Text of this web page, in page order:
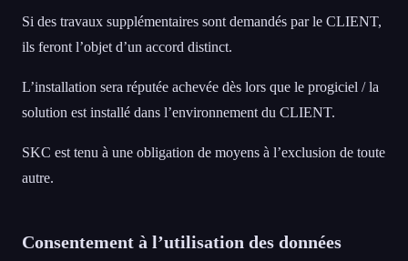
Si des travaux supplémentaires sont demandés par le CLIENT,
ils feront l’objet d’un accord distinct.
L’installation sera réputée achevée dès lors que le progiciel / la
solution est installé dans l’environnement du CLIENT.
SKC est tenu à une obligation de moyens à l’exclusion de toute
autre.
Consentement à l’utilisation des données